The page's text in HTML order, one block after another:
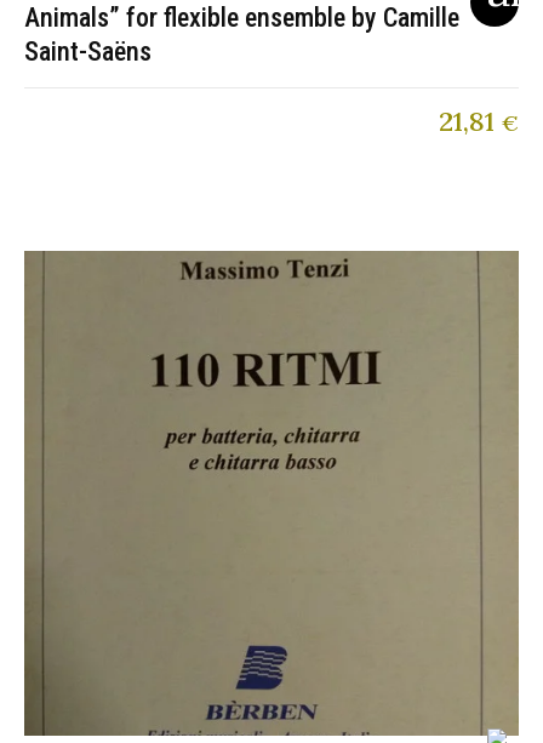
Animals” for flexible ensemble by Camille
Saint-Saëns
21,81 €